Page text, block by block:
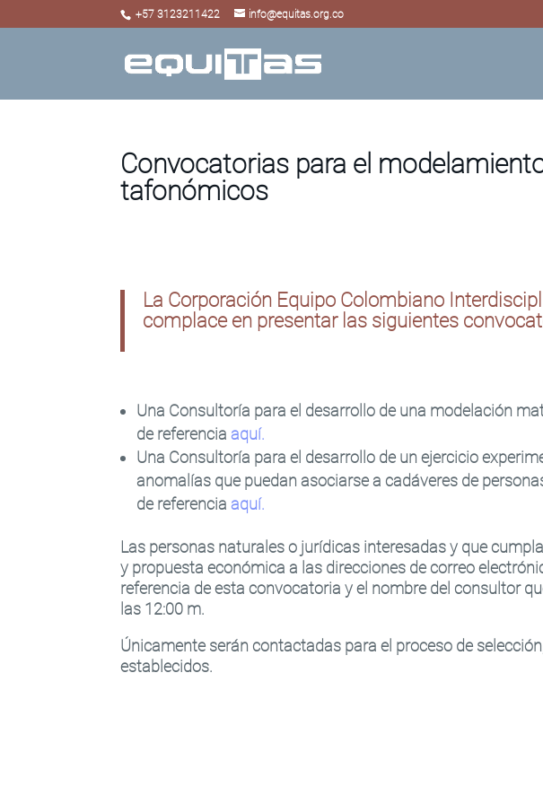
+57 3123211422 info@equitas.org.co
Convocatorias para el
tafonómicos
La Corporación Equipo Colombiano
complace en presentar las siguientes
Una Consultoría para el desarrollo de una modelación
de referencia aquí.
Una Consultoría para el desarrollo de un ejercicio
anomalías que puedan asociarse a cadáveres de
de referencia aquí.
Las personas naturales o jurídicas interesadas y que
y propuesta económica a las direcciones de correo
referencia de esta convocatoria y el nombre del consultor
las 12:00 m.
Únicamente serán contactadas para el proceso de
establecidos.